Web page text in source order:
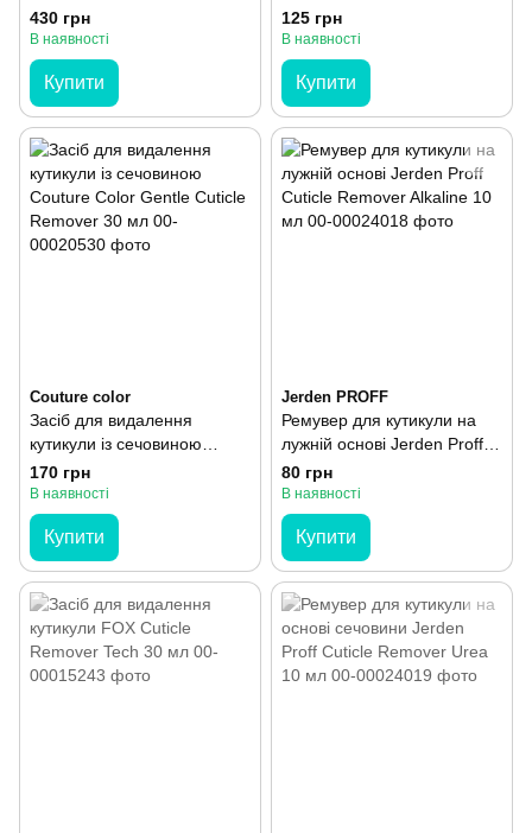
мл
430 грн
В наявності
Купити
Professional Shredder 15 мл
125 грн
В наявності
Купити
Couture color
Засіб для видалення
кутикули із сечовиною
Couture Сolor Gentle Cuticle
Remover 30 мл
170 грн
В наявності
Купити
Jerden PROFF
Ремувер для кутикули на
лужній основі Jerden Proff
Cuticle Remover Alkaline 10
мл
80 грн
В наявності
Купити